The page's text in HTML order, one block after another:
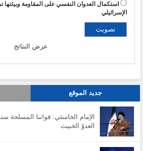
استكمال العدوان النفسي على المقاومة وبيئتها
الإسرائيلي
عرض النتائج
جديد الموقع
الإمام الخامنئي: قواتنا المسلحة
العدوّ الخبيث